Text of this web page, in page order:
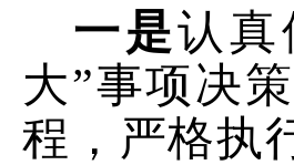
一是认真
大”事项决策
程，严格执